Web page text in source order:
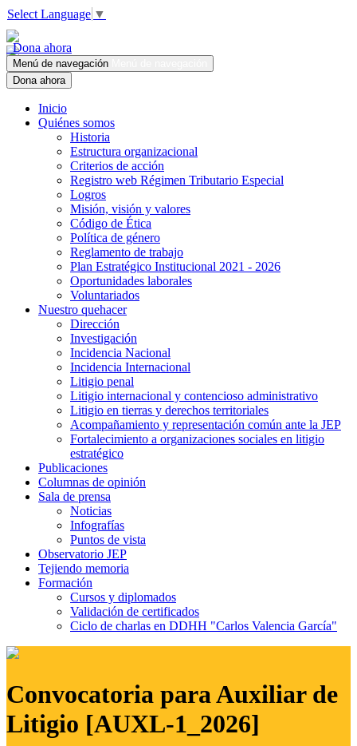
Select Language ▼
Dona ahora
Menú de navegación
Dona ahora
Inicio
Quiénes somos
Historia
Estructura organizacional
Criterios de acción
Registro web Régimen Tributario Especial
Logros
Misión, visión y valores
Código de Ética
Política de género
Reglamento de trabajo
Plan Estratégico Institucional 2021 - 2026
Oportunidades laborales
Voluntariados
Nuestro quehacer
Dirección
Investigación
Incidencia Nacional
Incidencia Internacional
Litigio penal
Litigio internacional y contencioso administrativo
Litigio en tierras y derechos territoriales
Acompañamiento y representación común ante la JEP
Fortalecimiento a organizaciones sociales en litigio
estratégico
Publicaciones
Columnas de opinión
Sala de prensa
Noticias
Infografías
Puntos de vista
Observatorio JEP
Tejiendo memoria
Formación
Cursos y diplomados
Validación de certificados
Ciclo de charlas en DDHH "Carlos Valencia García"
Convocatoria para Auxiliar de
Litigio [AUXL-1_2026]